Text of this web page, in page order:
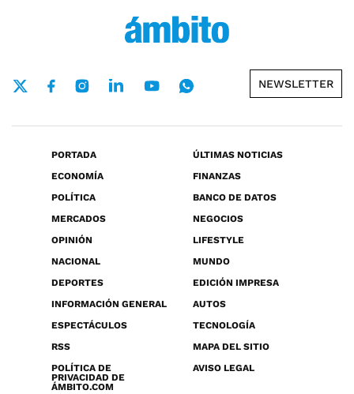
NEWSLETTER
PORTADA
ÚLTIMAS NOTICIAS
ECONOMÍA
FINANZAS
POLÍTICA
BANCO DE DATOS
MERCADOS
NEGOCIOS
OPINIÓN
LIFESTYLE
NACIONAL
MUNDO
DEPORTES
EDICIÓN IMPRESA
INFORMACIÓN GENERAL
AUTOS
ESPECTÁCULOS
TECNOLOGÍA
RSS
MAPA DEL SITIO
POLÍTICA DE
PRIVACIDAD DE
ÁMBITO.COM
AVISO LEGAL